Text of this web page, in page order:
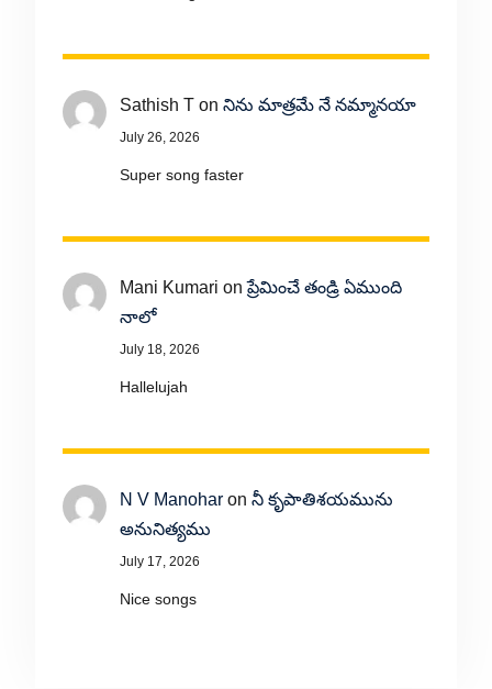
Sathish Ton నిను మాత్రమే నే నమ్మానయా
July 26, 2026
Super song faster
Mani Kumari onప్రేమించే తండ్రి ఏముంది
నాలో
July 18, 2026
Hallelujah
N V Manoharon నీ కృపాతిశయమును
అనునిత్యము
July 17, 2026
Nice songs